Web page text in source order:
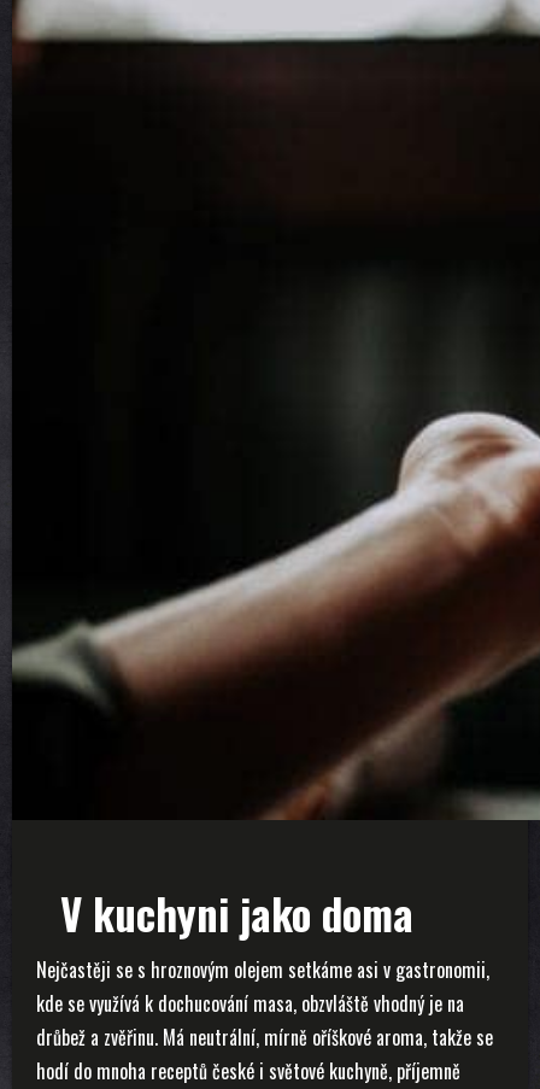
V kuchyni jako doma
Nejčastěji se s hroznovým olejem setkáme asi v gastronomii,
kde se využívá k dochucování masa, obzvláště vhodný je na
drůbež a zvěřinu. Má neutrální, mírně oříškové aroma, takže se
hodí do mnoha receptů české i světové kuchyně, příjemně